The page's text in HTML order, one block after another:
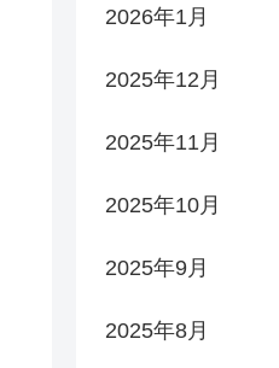
2026年1月
2025年12月
2025年11月
2025年10月
2025年9月
2025年8月